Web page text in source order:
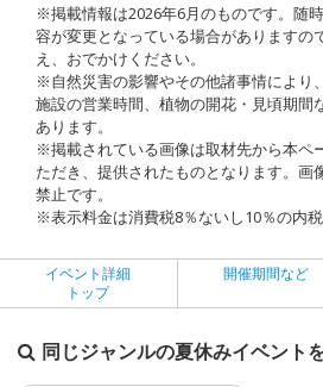
※掲載情報は2026年6月のものです。随
容が変更となっている場合がありますの
え、おでかけください。
※自然災害の影響やその他諸事情により
施設の営業時間、植物の開花・見頃期間
あります。
※掲載されている画像は取材先から本ペ
ただき、提供されたものとなります。画
禁止です。
※表示料金は消費税8％ないし10％の内税
イベント詳細
トップ
開催期間など
同じジャンルの夏休みイベント